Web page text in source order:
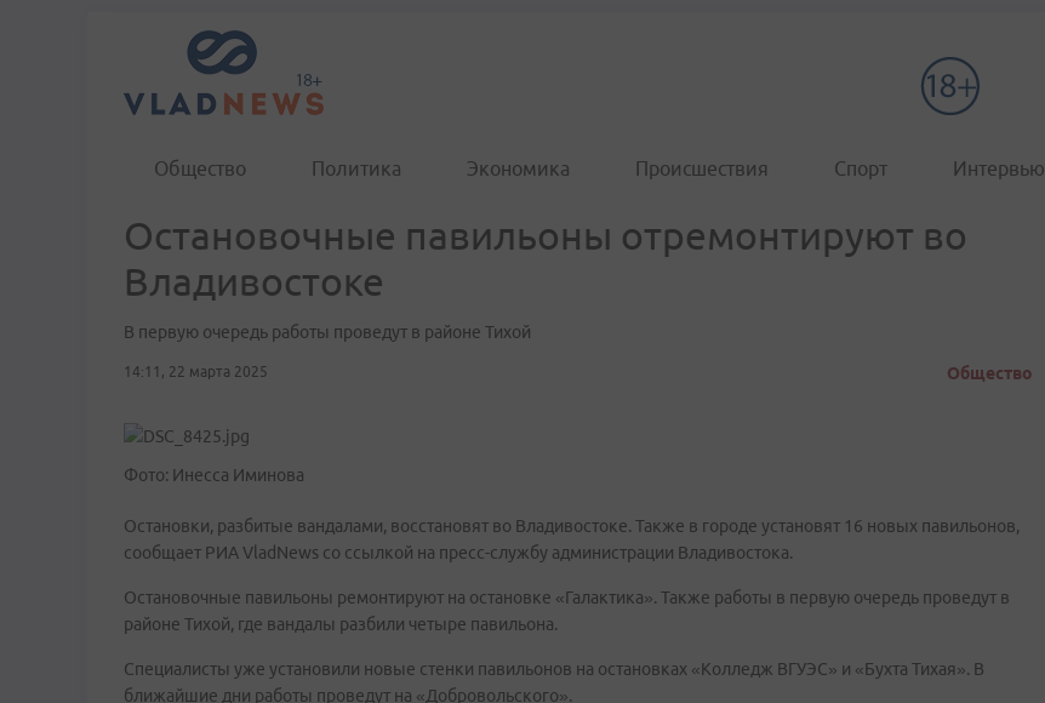
Общество Политика Экономика Происшествия Спорт Интервью
Остановочные павильоны отремонтируют во
Владивостоке
В первую очередь работы проведут в районе Тихой
14:11, 22 марта 2025 Общество
Фото: Инесса Иминова
Остановки, разбитые вандалами, восстановят во Владивостоке. Также в городе установят 16 новых павильонов,
сообщает РИА VladNews со ссылкой на пресс-службу администрации Владивостока.
Остановочные павильоны ремонтируют на остановке «Галактика». Также работы в первую очередь проведут в
районе Тихой, где вандалы разбили четыре павильона.
Специалисты уже установили новые стенки павильонов на остановках «Колледж ВГУЭС» и «Бухта Тихая». В
ближайшие дни работы проведут на «Добровольского».